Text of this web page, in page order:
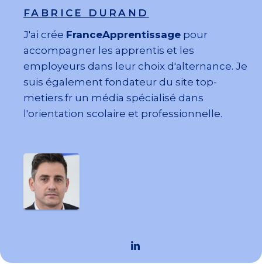
FABRICE DURAND
J'ai crée FranceApprentissage pour
accompagner les apprentis et les
employeurs dans leur choix d'alternance. Je
suis également fondateur du site top-
metiers.fr un média spécialisé dans
l'orientation scolaire et professionnelle.